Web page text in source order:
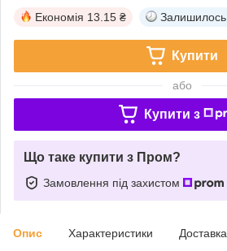
Економія 13.15 ₴ Залишилось
Купити
або
Купити з
Що таке купити з Пром?
Замовлення під захистом
Опис Характеристики Доставка